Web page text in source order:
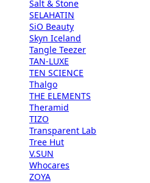
Salt & Stone
SELAHATIN
SiO Beauty
Skyn Iceland
Tangle Teezer
TAN-LUXE
TEN SCIENCE
Thalgo
THE ELEMENTS
Theramid
TIZO
Transparent Lab
Tree Hut
V.SUN
Whocares
ZOYA